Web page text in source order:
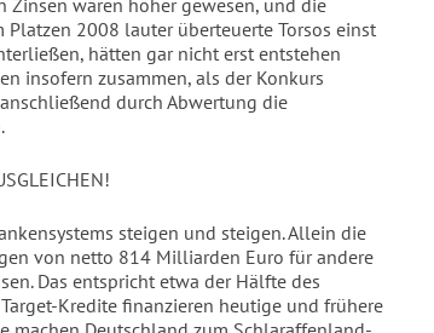
Zinsen wären höher gewesen, und die
2008 lauter überteuerte Torsos einst
hätten gar nicht erst entstehen
insofern zusammen, als der Konkurs
durch Abwertung die
steigen und steigen. Allein die
von netto 814 Milliarden Euro für andere
Das entspricht etwa der Hälfte des
Kredite finanzieren heutige und frühere